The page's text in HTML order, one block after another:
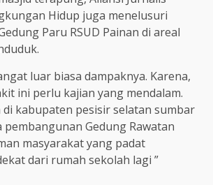
Hidup juga menelusuri
Paru RSUD Painan di areal
luar biasa dampaknya. Karena,
ini perlu kajian yang mendalam.
kabupaten pesisir selatan sumbar
pembangunan Gedung Rawatan
masyarakat yang padat
dari rumah sekolah lagi ”